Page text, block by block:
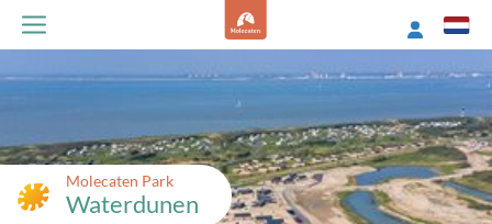
Molecaten Park
Waterdunen